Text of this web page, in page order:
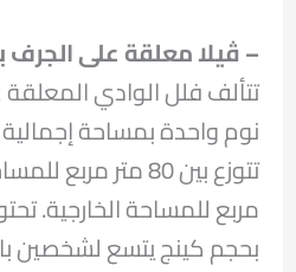
– ڤيلا معلقة على الجرف
تتألف فلل الوادي
نوم واحدة بمساحة إجمالية
مربع للمساحة الخارجية.
بحجم كينج يتسع لشخصين